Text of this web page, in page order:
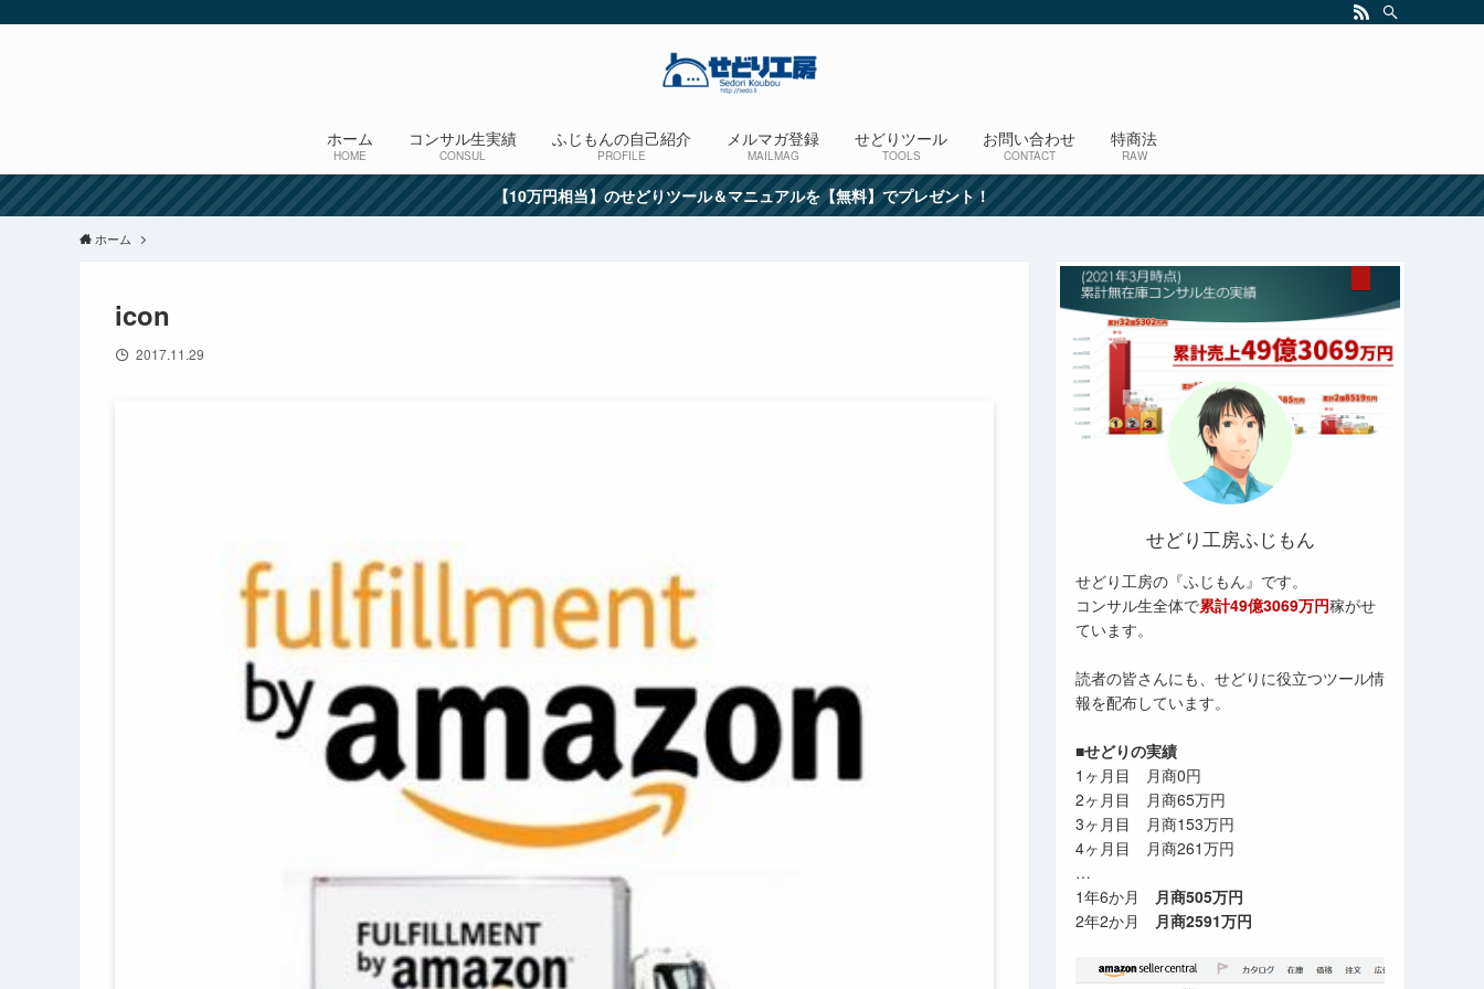
ホーム
HOME
コンサル生実績
CONSUL
ふじもんの自己紹介
PROFILE
メルマガ登録
MAILMAG
せどりツール
TOOLS
お問い合わせ
CONTACT
特商法
RAW
【10万円相当】のせどりツール＆マニュアルを【無料】でプレゼント！
ホーム
icon
2017.11.29
せどり工房ふじもん
せどり工房の『ふじもん』です。
コンサル生全体で累計49億3069万円稼がせ
ています。
読者の皆さんにも、せどりに役立つツール情
報を配布しています。
■せどりの実績
1ヶ月目 月商0円
2ヶ月目 月商65万円
3ヶ月目 月商153万円
4ヶ月目 月商261万円
…
1年6か月 月商505万円
2年2か月 月商2591万円